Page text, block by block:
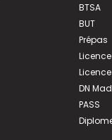
BTSA
BUT
Prépas
Licence
Licence
DN
PASS